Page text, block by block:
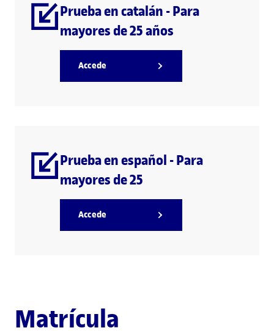
Prueba en catalán - Para
mayores de 25 años
Accede
Prueba en español - Para
mayores de 25
Accede
Matrícula